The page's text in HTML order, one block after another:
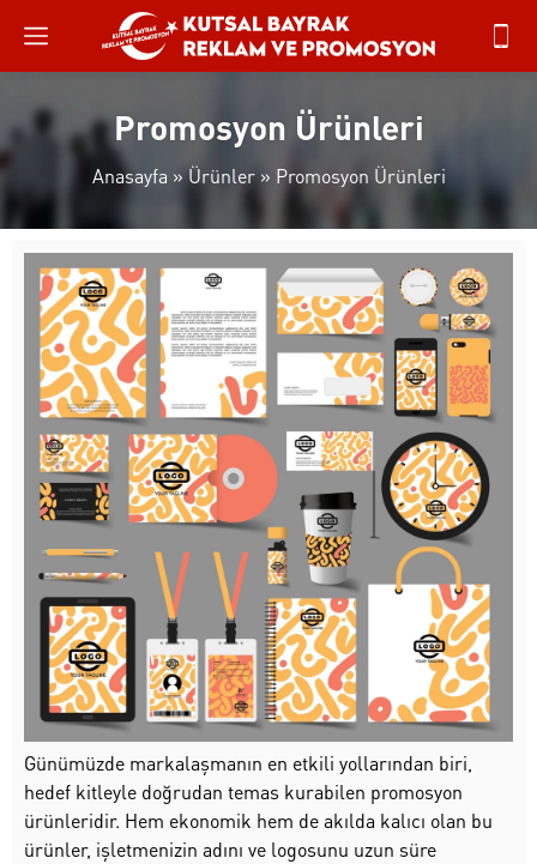
Promosyon Ürünleri
Anasayfa »Ürünler» Promosyon Ürünleri
Günümüzde markalaşmanın en etkili yollarından biri,
hedef kitleyle doğrudan temas kurabilen promosyon
ürünleridir. Hem ekonomik hem de akılda kalıcı olan bu
ürünler, işletmenizin adını ve logosunu uzun süre